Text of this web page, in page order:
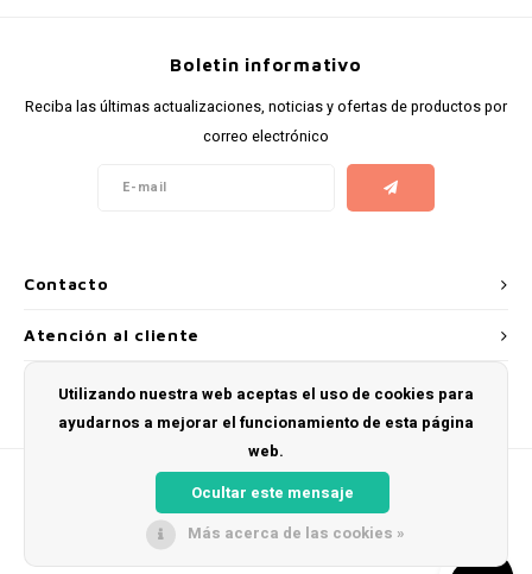
Contacto
Boletin informativo
Reciba las últimas actualizaciones, noticias y ofertas de productos por
correo electrónico
Atención al cliente
Mi cuenta
Utilizando nuestra web aceptas el uso de cookies para
ayudarnos a mejorar el funcionamiento de esta página
web.
Ocultar este mensaje
Más acerca de las cookies »